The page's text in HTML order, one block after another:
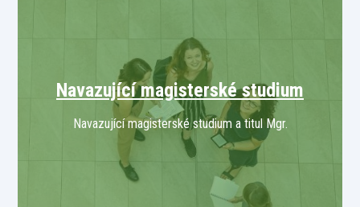
Navazující magisterské studium
Navazující magisterské studium a titul Mgr.